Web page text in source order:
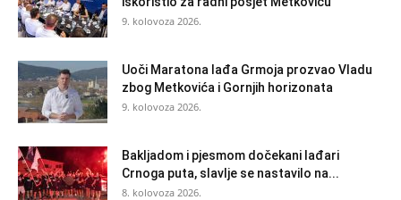
9. kolovoza 2026.
Uoči Maratona lađa Grmoja prozvao Vladu
zbog Metkovića i Gornjih horizonata
9. kolovoza 2026.
Bakljadom i pjesmom dočekani lađari
Crnoga puta, slavlje se nastavilo na...
8. kolovoza 2026.